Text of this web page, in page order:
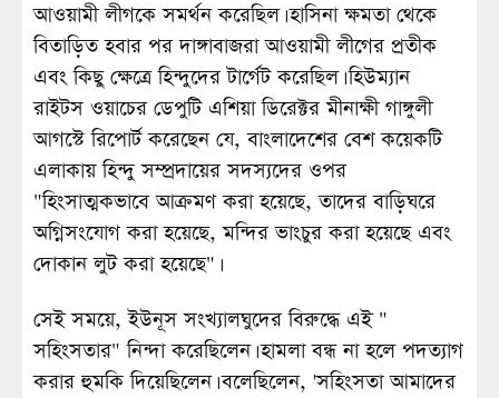
আওয়ামী লীগকে সমর্থন করেছিল। হাসিনা ক্ষমতা থেকে
বিতাড়িত হবার পর দাঙ্গাবাজরা আওয়ামী লীগের প্রতীক
এবং কিছু ক্ষেত্রে হিন্দুদের টার্গেট করেছিল। হিউম্যান
রাইটস ওয়াচের ডেপুটি এশিয়া ডিরেক্টর মীনাক্ষী গাঙ্গুলী
আগস্টে রিপোর্ট করেছেন যে, বাংলাদেশের বেশ কয়েকটি
এলাকায় হিন্দু সম্প্রদায়ের সদস্যদের ওপর
"হিংসাত্মকভাবে আক্রমণ করা হয়েছে, তাদের বাড়িঘরে
অগ্নিসংযোগ করা হয়েছে, মন্দির ভাংচুর করা হয়েছে এবং
দোকান লুট করা হয়েছে"।
সেই সময়ে, ইউনূস সংখ্যালঘুদের বিরুদ্ধে এই "
সহিংসতার" নিন্দা করেছিলেন। হামলা বন্ধ না হলে পদত্যাগ
করার হুমকি দিয়েছিলেন। বলেছিলেন, 'সহিংসতা আমাদের